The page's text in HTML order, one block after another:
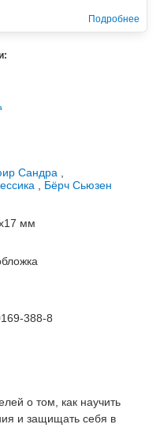
Подробнее
Сандра
Бёрч Сьюзен
мм
388-8
о том, как научить
и защищать себя в